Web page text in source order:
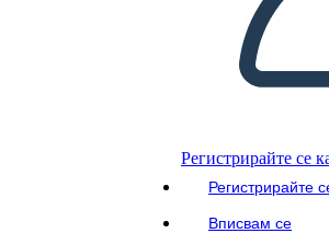
Регистрирайте се
Регистрирайте
Вписвам се